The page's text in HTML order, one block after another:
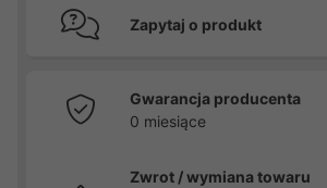
Zapytaj o produkt
Gwarancja producenta
0 miesiące
Zwrot / wymiana towaru